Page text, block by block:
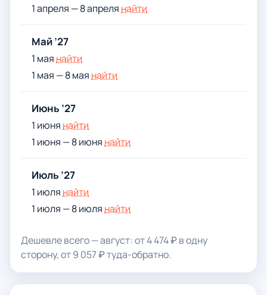
1 апреля — 8 апреля найти
Май ’27
1 мая найти
1 мая — 8 мая найти
Июнь ’27
1 июня найти
1 июня — 8 июня найти
Июль ’27
1 июля найти
1 июля — 8 июля найти
Дешевле всего — август: от 4 474 ₽ в одну
сторону, от 9 057 ₽ туда-обратно.